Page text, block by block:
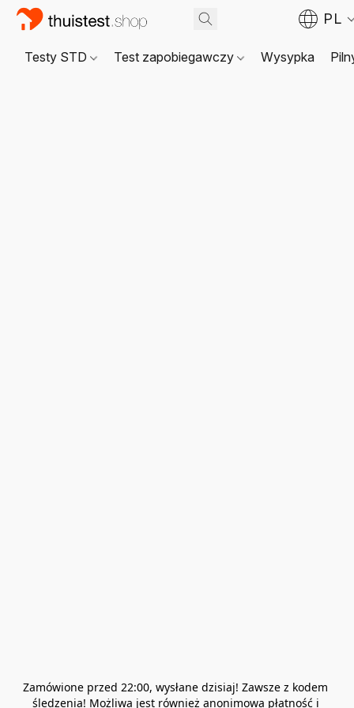
PL
Testy STD Test zapobiegawczy Wysypka
Zamówione przed 22:00, wysłane dzisiaj! Zawsze z kodem
śledzenia! Możliwa jest również anonimowa płatność i